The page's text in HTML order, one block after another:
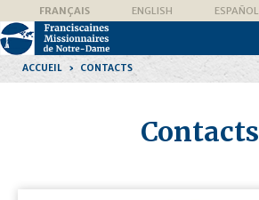
contenu.
|
Aller
navigation
personnelsFRANÇAIS ENGLISH ESPAÑOL
ACCUEIL › CONTACTS
Contacts